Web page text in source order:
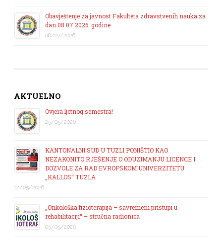
Obavještenje za javnost Fakulteta zdravstvenih nauka za
dan 08.07.2026. godine
08/07/2026
AKTUELNO
Ovjera ljetnog semestra!
25/05/2026
KANTONALNI SUD U TUZLI PONIŠTIO KAO
NEZAKONITO RJEŠENJE O ODUZIMANJU LICENCE I
DOZVOLE ZA RAD EVROPSKOM UNIVERZITETU
„KALLOS“ TUZLA
12/05/2026
„Onkološka fizioterapija – savremeni pristupi u
rehabilitaciji“ – stručna radionica
05/05/2026